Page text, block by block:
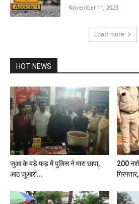
November 11, 2023
Load more
HOT NEWS
जुआ के बड़े फड़ में पुलिस ने मारा छापा,
आठ जुआरी...
200